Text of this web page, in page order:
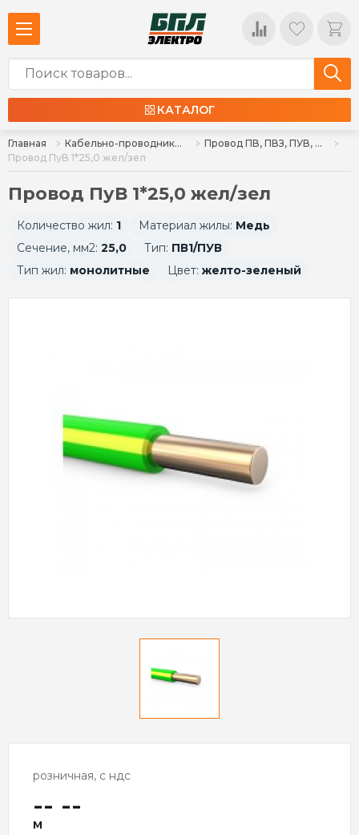
КАТАЛОГ
Главная Кабельно-проводниковая продукция
Провод ПВ, ПВЗ, ПУВ, ПУГВ, ПАВ, ПВАМ
Провод ПуВ 1*25,0 жел/зел
Провод ПуВ 1*25,0 жел/зел
Количество жил: 1 Материал жилы: Медь
Сечение, мм2: 25,0 Тип: ПВ1/ПУВ
Тип жил: монолитные Цвет: желто-зеленый
розничная, с ндс
-- --
м